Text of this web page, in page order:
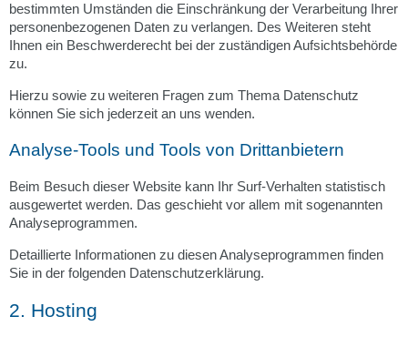
bestimmten Umständen die Einschränkung der Verarbeitung Ihrer
personenbezogenen Daten zu verlangen. Des Weiteren steht
Ihnen ein Beschwerderecht bei der zuständigen Aufsichtsbehörde
zu.
Hierzu sowie zu weiteren Fragen zum Thema Datenschutz
können Sie sich jederzeit an uns wenden.
Analyse-Tools und Tools von Dritt­anbietern
Beim Besuch dieser Website kann Ihr Surf-Verhalten statistisch
ausgewertet werden. Das geschieht vor allem mit sogenannten
Analyseprogrammen.
Detaillierte Informationen zu diesen Analyseprogrammen finden
Sie in der folgenden Datenschutzerklärung.
2. Hosting